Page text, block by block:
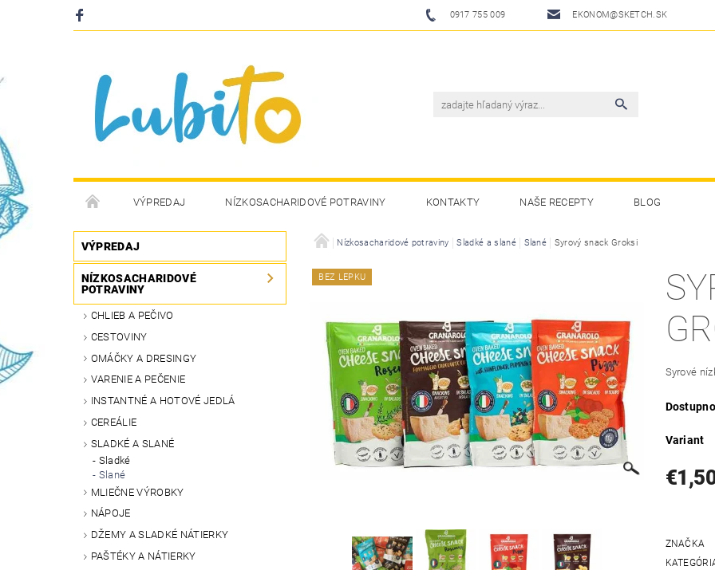
0917 755 009 EKONOM@SKETCH.SK
VÝPREDAJ NÍZKOSACHARIDOVÉ POTRAVINY KONTAKTY NAŠE RECEPTY BLOG
VÝPREDAJ
NÍZKOSACHARIDOVÉ
POTRAVINY
CHLIEB A PEČIVO
CESTOVINY
OMÁČKY A DRESINGY
VARENIE A PEČENIE
INSTANTNÉ A HOTOVÉ JEDLÁ
CEREÁLIE
SLADKÉ A SLANÉ
Sladké
Slané
MLIEČNE VÝROBKY
NÁPOJE
DŽEMY A SLADKÉ NÁTIERKY
PAŠTÉKY A NÁTIERKY
Nízkosacharidové potraviny Sladké a slané Slané Syrový snack Groksi
BEZ LEPKU
Syrové
Variant
ZNAČKA